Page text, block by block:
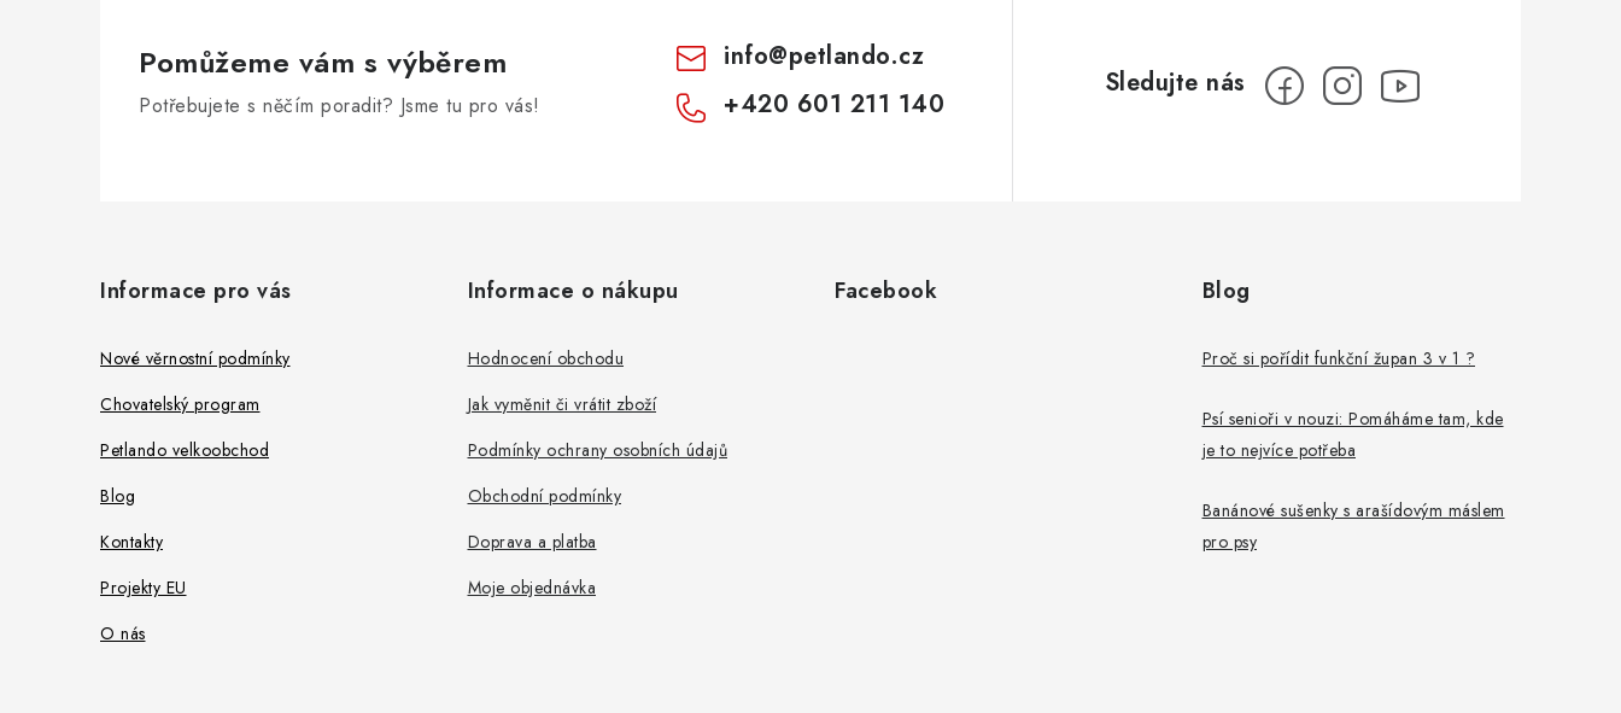
Pomůžeme vám s výběrem
Potřebujete s něčím poradit? Jsme tu pro vás!
info@petlando.cz
+420 601 211 140
Informace pro vás
Nové věrnostní podmínky
Chovatelský program
Petlando velkoobchod
Blog
Kontakty
Projekty EU
O nás
Informace o nákupu
Hodnocení obchodu
Jak vyměnit či vrátit zboží
Podmínky ochrany osobních údajů
Obchodní podmínky
Doprava a platba
Moje objednávka
Facebook Blog
Proč si pořídit funkční župan 3 v 1 ?
Psí senioři v nouzi: Pomáháme tam, kde
je to nejvíce potřeba
Banánové sušenky s arašídovým máslem
pro psy